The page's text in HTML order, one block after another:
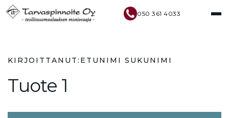
050 361 4033
KIRJOITTANUT: ETUNIMI SUKUNIMI
Tuote 1